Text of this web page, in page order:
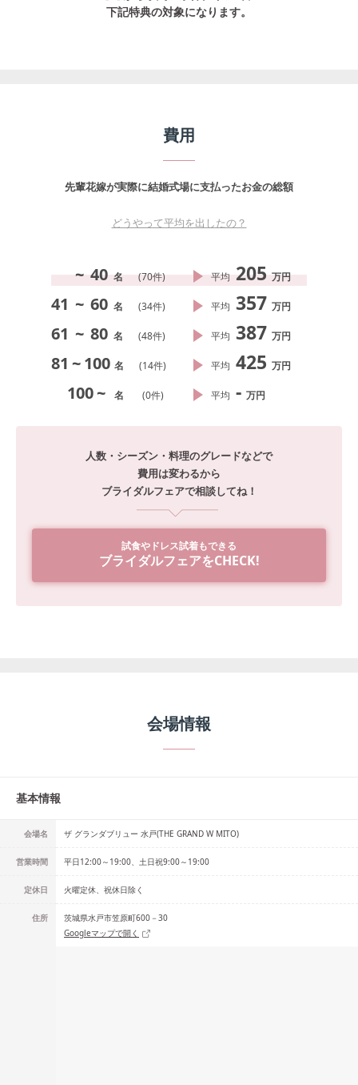
下記特典の対象になります。
費用
先輩花嫁が実際に結婚式場に支払ったお金の総額
どうやって平均を出したの？
~ 40 名 (70件) 平均 205 万円
41 ~ 60 名 (34件) 平均 357 万円
61 ~ 80 名 (48件) 平均 387 万円
81 ~100 名 (14件) 平均 425 万円
100~ 名 (0件) 平均 - 万円
人数・シーズン・料理のグレードなどで
費用は変わるから
ブライダルフェアで相談してね！
試食やドレス試着もできる
ブライダルフェアをCHECK!
会場情報
基本情報
会場名 ザ グランダブリュー 水戸(THE GRAND W MITO)
営業時間 平日12:00～19:00、土日祝9:00～19:00
定休日 火曜定休、祝休日除く
住所
茨城県水戸市笠原町600－30
Googleマップで開く